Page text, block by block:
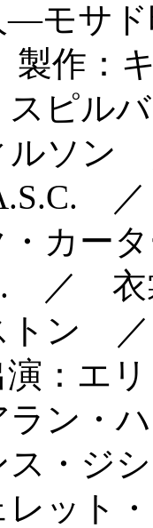
―モサ
作：キ
ピル
ルソ
・カー
／ 衣
トン
エリ
ラン・
ス・ジ
レット